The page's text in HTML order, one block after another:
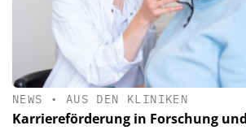
NEWS • AUS DEN KLINIKEN
Karriereförderung in Forschung